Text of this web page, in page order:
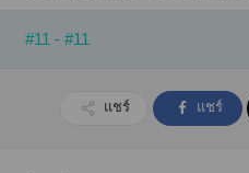
#11 - #11
แชร์ แชร์